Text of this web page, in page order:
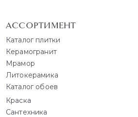
АССОРТИМЕНТ
Каталог плитки
Керамогранит
Мрамор
Литокерамика
Каталог обоев
Краска
Сантехника